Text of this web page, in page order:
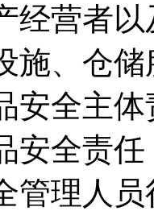
经营者
施、仓
安全主
安全责
管理人